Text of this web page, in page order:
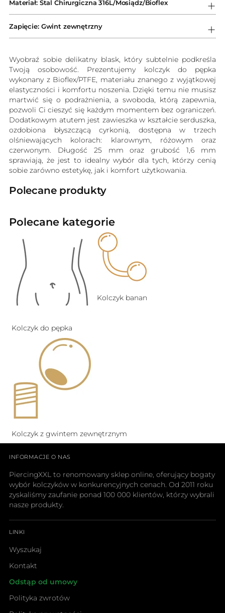
do
koszyka
Materiał: Stal Chirurgiczna 316L/Mosiądz/Bioflex
Zapięcie: Gwint zewnętrzny
Wyobraź sobie delikatny blask, który subtelnie podkreśla
Twoją osobowość. Prezentujemy kolczyk do pępka
wykonany z Bioflex/PTFE, materiału znanego z wyjątkowej
elastyczności i komfortu noszenia. Dzięki temu nie musisz
martwić się o podrażnienia, a swoboda, którą zapewnia,
pozwoli Ci cieszyć się każdym momentem bez ograniczeń.
Dodatkowym atutem jest zawieszka w kształcie serduszka,
ozdobiona błyszczącą cyrkonią, dostępna w trzech
olśniewających kolorach: klarownym, różowym oraz
czerwonym. Długość 25 mm oraz grubość 1,6 mm
sprawiają, że jest to idealny wybór dla tych, którzy cenią
sobie zarówno estetykę, jak i komfort użytkowania.
Polecane produkty
Polecane kategorie
Kolczyk do pępka
Kolczyk banan
Kolczyk z gwintem zewnętrznym
INFORMACJE O NAS
PiercingXXL to renomowany sklep online, oferujący bogaty
wybór kolczyków w konkurencyjnych cenach. Od 2011 roku
zyskaliśmy zaufanie ponad 100 000 klientów, którzy wybrali
nasze produkty.
LINKI
Wyszukaj
Kontakt
Odstąp od umowy
Polityka zwrotów